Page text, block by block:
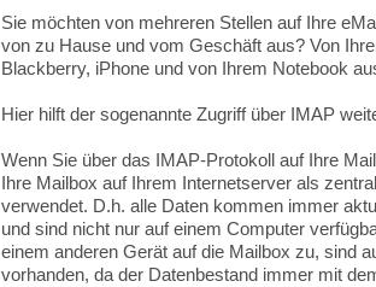
Sie möchten von mehreren Stellen auf Ihre
von zu Hause und vom Geschäft aus? Von
Blackberry, iPhone und von Ihrem Notebook
Hier hilft der sogenannte Zugriff über IMAP
Wenn Sie über das IMAP-Protokoll auf Ihre
Ihre Mailbox auf Ihrem Internetserver als
verwendet. D.h. alle Daten kommen immer
und sind nicht nur auf einem Computer
einem anderen Gerät auf die Mailbox zu, sind
vorhanden, da der Datenbestand immer mit